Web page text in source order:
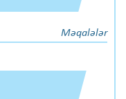
Məqalələr